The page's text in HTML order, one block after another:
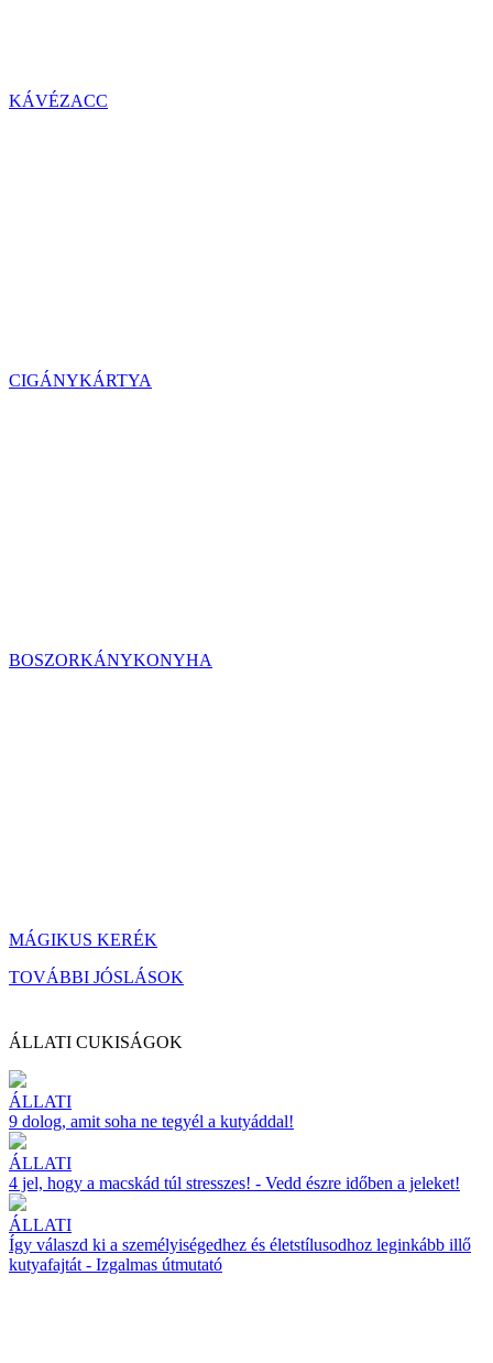
KÁVÉZACC
CIGÁNYKÁRTYA
BOSZORKÁNYKONYHA
MÁGIKUS KERÉK
TOVÁBBI JÓSLÁSOK
ÁLLATI CUKISÁGOK
ÁLLATI
9 dolog, amit soha ne tegyél a kutyáddal!
ÁLLATI
4 jel, hogy a macskád túl stresszes! - Vedd észre időben a jeleket!
ÁLLATI
Így válaszd ki a személyiségedhez és életstílusodhoz leginkább illő
kutyafajtát - Izgalmas útmutató